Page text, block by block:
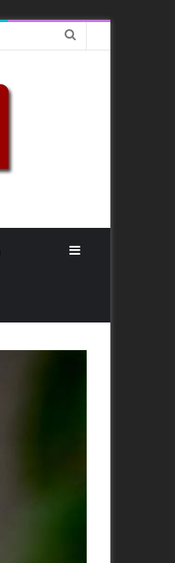
Sidebar